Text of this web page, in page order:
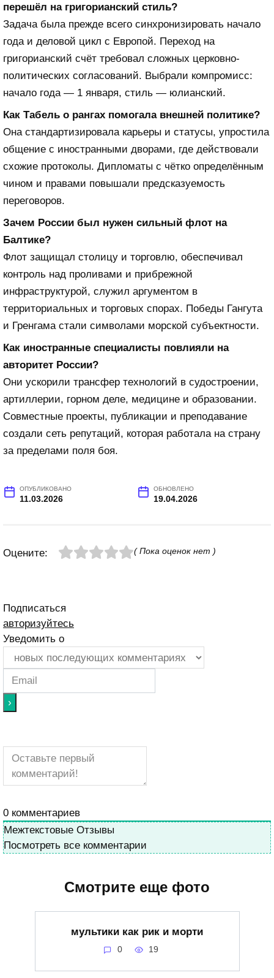
перешёл на григорианский стиль?
Задача была прежде всего синхронизировать начало
года и деловой цикл с Европой. Переход на
григорианский счёт требовал сложных церковно-
политических согласований. Выбрали компромисс:
начало года — 1 января, стиль — юлианский.
Как Табель о рангах помогала внешней политике?
Она стандартизировала карьеры и статусы, упростила
общение с иностранными дворами, где действовали
схожие протоколы. Дипломаты с чётко определённым
чином и правами повышали предсказуемость
переговоров.
Зачем России был нужен сильный флот на
Балтике?
Флот защищал столицу и торговлю, обеспечивал
контроль над проливами и прибрежной
инфраструктурой, служил аргументом в
территориальных и торговых спорах. Победы Гангута
и Гренгама стали символами морской субъектности.
Как иностранные специалисты повлияли на
авторитет России?
Они ускорили трансфер технологий в судостроении,
артиллерии, горном деле, медицине и образовании.
Совместные проекты, публикации и преподавание
создали сеть репутаций, которая работала на страну
за пределами поля боя.
ОПУБЛИКОВАНО
11.03.2026
ОБНОВЛЕНО
19.04.2026
Оцените: ( Пока оценок нет )
Подписаться
авторизуйтесь
Уведомить о
0 комментариев
Межтекстовые Отзывы
Посмотреть все комментарии
Смотрите еще фото
мультики как рик и морти
0 19